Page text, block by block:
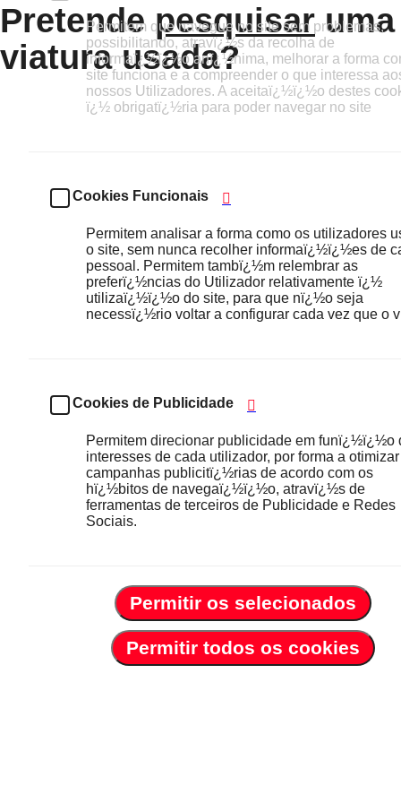
Pretendepesquisaruma
viatura usada?
Permitem que navegue no site sem problemas,
possibilitando, atravï¿½s da recolha de
informaï¿½ï¿½o anï¿½nima, melhorar a forma
site funciona e a compreender o que interessa
nossos Utilizadores. A aceitaï¿½ï¿½o destes
ï¿½ obrigatï¿½ria para poder navegar no site
Cookies Funcionais
Permitem analisar a forma como os utilizadores
o site, sem nunca recolher informaï¿½ï¿½es de
pessoal. Permitem tambï¿½m relembrar as
preferï¿½ncias do Utilizador relativamente ï¿½
utilizaï¿½ï¿½o do site, para que nï¿½o seja
necessï¿½rio voltar a configurar cada vez que o
Cookies de Publicidade
Permitem direcionar publicidade em funï¿½ï¿½o
interesses de cada utilizador, por forma a otimizar
campanhas publicitï¿½rias de acordo com os
hï¿½bitos de navegaï¿½ï¿½o, atravï¿½s de
ferramentas de terceiros de Publicidade e Redes
Sociais.
Permitir os selecionados
Permitir todos os cookies